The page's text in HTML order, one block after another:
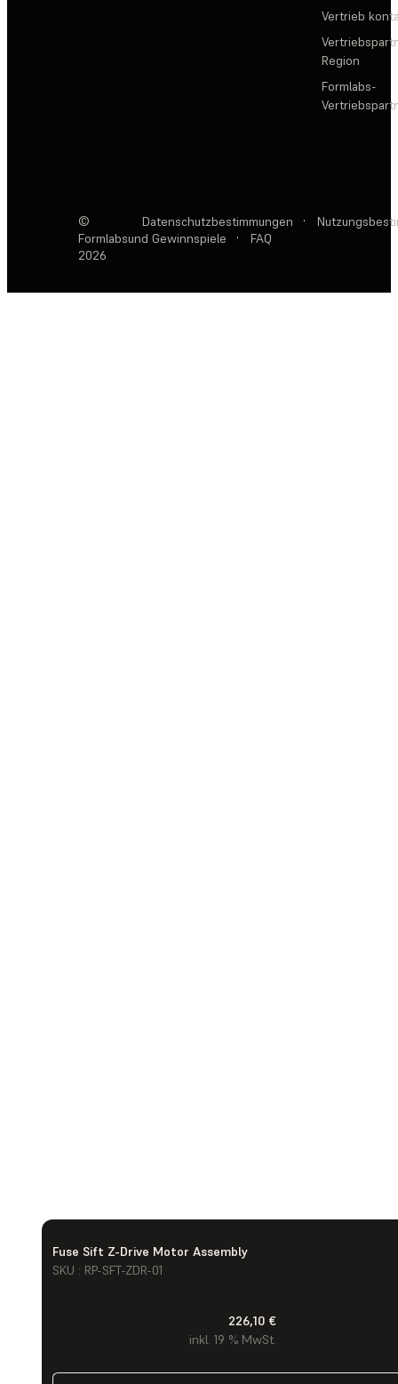
Fuse Sift Z-Drive Motor Assembly
SKU : RP-SFT-ZDR-01
226,10 €
inkl. 19 % MwSt.
Vertrieb
Region
Formlabs-
©
Formlabs
2026
Datenschutzbestimmungen ·
und Gewinnspiele
· FAQ